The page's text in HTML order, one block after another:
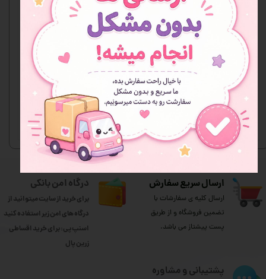
هنوز نظری ثبت نشده
اولین نفری باشید که نظر می‌دهید
ثبت نظر
ارسال سریع سفارش
ارسال کلیه ی سفارشات با
تضمین فروشگاه و از طریق
پست پیشتاز می باشد.
درگاه امن بانکی
برای خرید از سایت میتوانید از
درگاه های امن زیر استفاده کنید
اسنپ پی: برای خرید اقساطی
​​​​​​​زرین پال
پشتیبانی و مشاوره